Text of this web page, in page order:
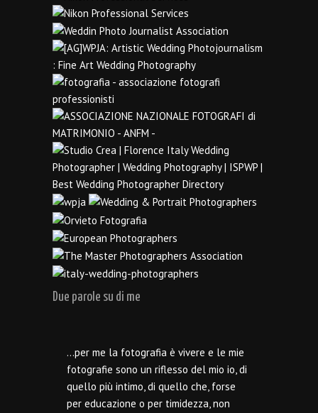
Due parole su di me
…per me la fotografia è vivere e le mie
fotografie sono un riflesso del mio io, di
quello più intimo, di quello che, forse
per educazione o per timidezza, non